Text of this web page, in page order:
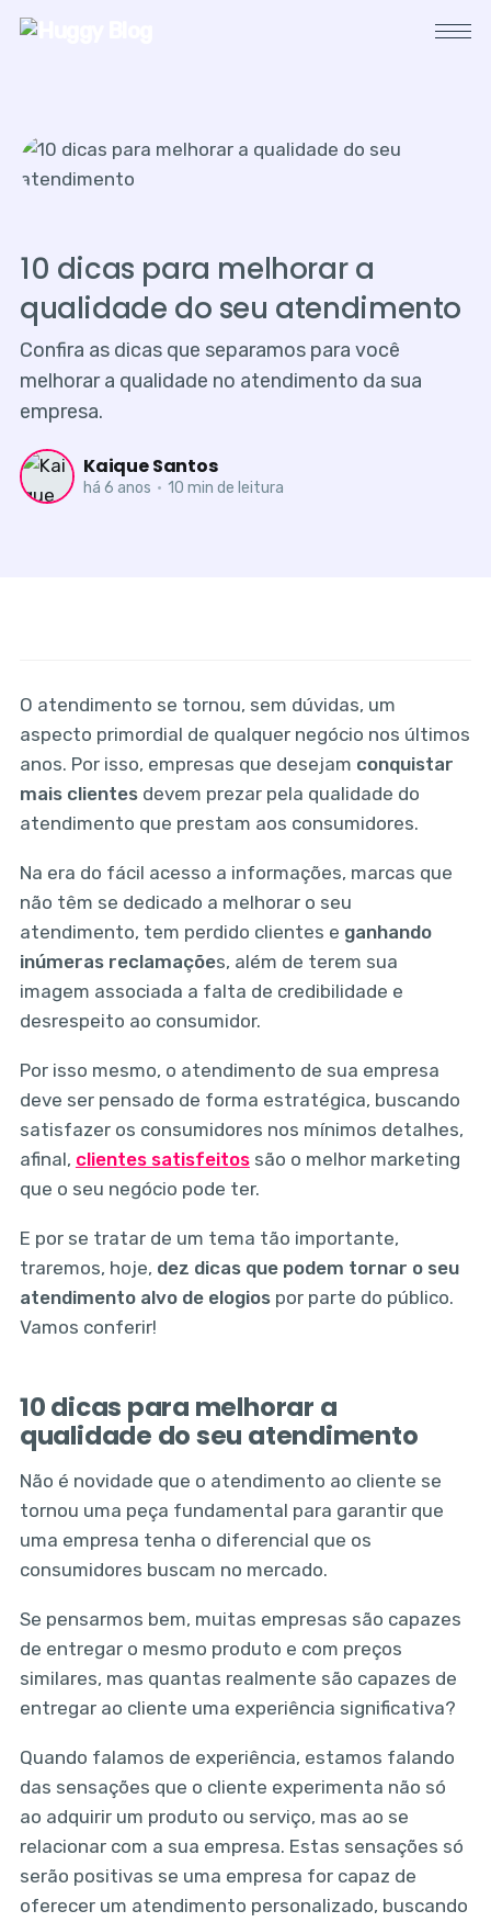
10 dicas para melhorar a
qualidade do seu atendimento
Confira as dicas que separamos para você
melhorar a qualidade no atendimento da sua
empresa.
Kaique Santos
há 6 anos • 10 min de leitura
O atendimento se tornou, sem dúvidas, um
aspecto primordial de qualquer negócio nos últimos
anos. Por isso, empresas que desejam conquistar
mais clientesdevem prezar pela qualidade do
atendimento que prestam aos consumidores.
Na era do fácil acesso a informações, marcas que
não têm se dedicado a melhorar o seu
atendimento, tem perdido clientes e ganhando
inúmeras reclamações, além de terem sua
imagem associada a falta de credibilidade e
desrespeito ao consumidor.
Por isso mesmo, o atendimento de sua empresa
deve ser pensado de forma estratégica, buscando
satisfazer os consumidores nos mínimos detalhes,
afinal, clientes satisfeitossão o melhor marketing
que o seu negócio pode ter.
E por se tratar de um tema tão importante,
traremos, hoje, dez dicas que podem tornar o seu
atendimento alvo de elogiospor parte do público.
Vamos conferir!
10 dicas para melhorar a
qualidade do seu atendimento
Não é novidade que o atendimento ao cliente se
tornou uma peça fundamental para garantir que
uma empresa tenha o diferencial que os
consumidores buscam no mercado.
Se pensarmos bem, muitas empresas são capazes
de entregar o mesmo produto e com preços
similares, mas quantas realmente são capazes de
entregar ao cliente uma experiência significativa?
Quando falamos de experiência, estamos falando
das sensações que o cliente experimenta não só
ao adquirir um produto ou serviço, mas ao se
relacionar com a sua empresa. Estas sensações só
serão positivas se uma empresa for capaz de
oferecer um atendimento personalizado, buscando